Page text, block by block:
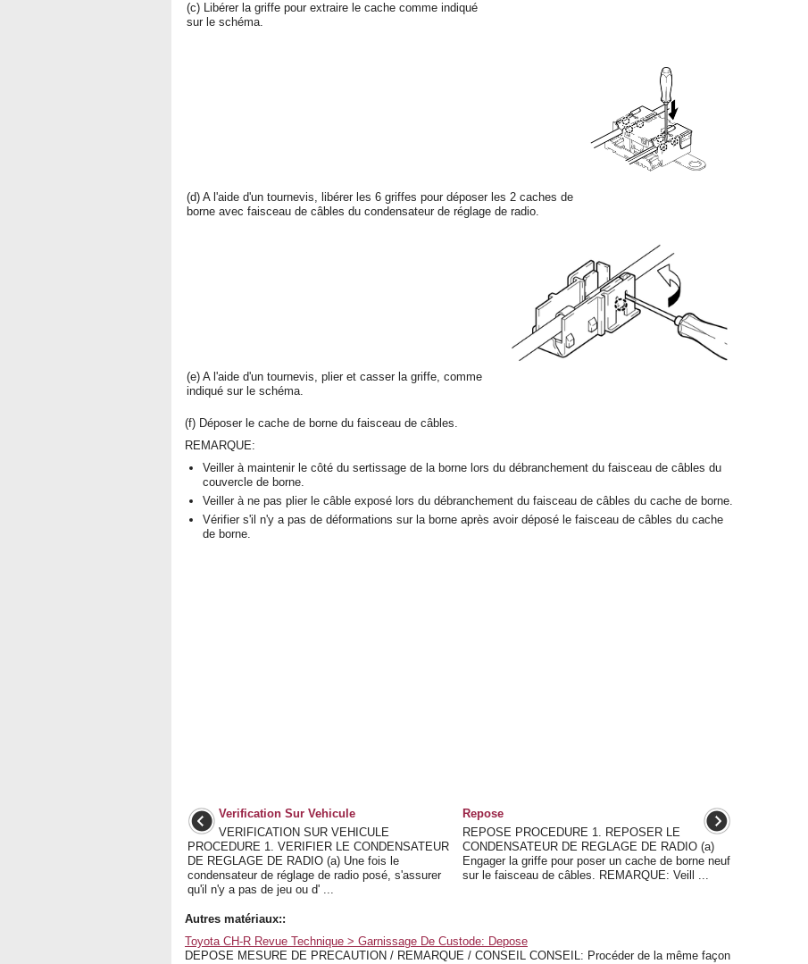
(c) Libérer la griffe pour extraire le cache comme indiqué
sur le schéma.
(d) A l'aide d'un tournevis, libérer les 6 griffes pour déposer les 2 caches de
borne avec faisceau de câbles du condensateur de réglage de radio.
(e) A l'aide d'un tournevis, plier et casser la griffe, comme
indiqué sur le schéma.
(f) Déposer le cache de borne du faisceau de câbles.
REMARQUE:
Veiller à maintenir le côté du sertissage de la borne lors du débranchement du faisceau de câbles du
couvercle de borne.
Veiller à ne pas plier le câble exposé lors du débranchement du faisceau de câbles du cache de borne.
Vérifier s'il n'y a pas de déformations sur la borne après avoir déposé le faisceau de câbles du cache
de borne.
Verification Sur Vehicule
VERIFICATION SUR VEHICULE
PROCEDURE 1. VERIFIER LE CONDENSATEUR
DE REGLAGE DE RADIO (a) Une fois le
condensateur de réglage de radio posé, s'assurer
qu'il n'y a pas de jeu ou d' ...
Repose
REPOSE PROCEDURE 1. REPOSER LE
CONDENSATEUR DE REGLAGE DE RADIO (a)
Engager la griffe pour poser un cache de borne neuf
sur le faisceau de câbles. REMARQUE: Veill ...
Autres matériaux::
Toyota CH-R Revue Technique > Garnissage De Custode: Depose
DEPOSE MESURE DE PRECAUTION / REMARQUE / CONSEIL CONSEIL: Procéder de la même façon